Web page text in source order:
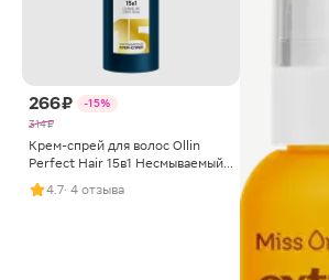
266 ₽
-15%
314 ₽
Крем-спрей для волос Ollin
Perfect Hair 15в1 Несмываемый
100мл
4.7· 4 отзыва